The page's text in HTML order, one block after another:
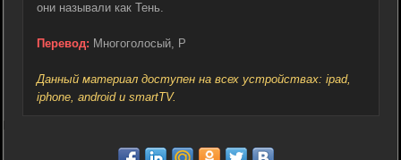
они называли как Тень.
Перевод: Многоголосый, P
Данный материал доступен на всех устройствах: ipad,
iphone, android и smartTV.